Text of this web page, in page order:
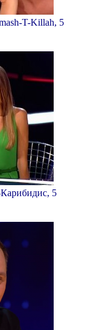
T-Killah, 5
5